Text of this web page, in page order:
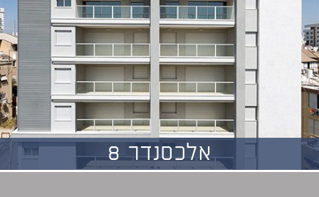
אלכסנדר 8